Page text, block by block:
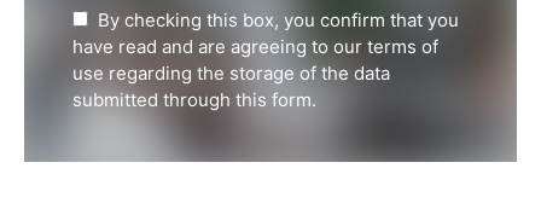
By checking this box, you confirm that you
have read and are agreeing to our terms of
use regarding the storage of the data
submitted through this form.